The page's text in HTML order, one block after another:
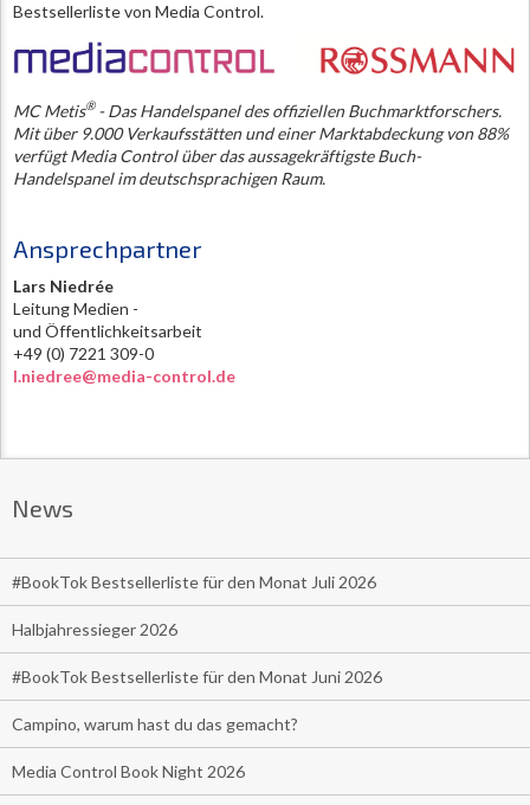
Bestsellerliste von Media Control.
MC Metis®- Das Handelspanel des offiziellen Buchmarktforschers.
Mit über 9.000 Verkaufsstätten und einer Marktabdeckung von 88%
verfügt Media Control über das aussagekräftigste Buch-
Handelspanel im deutschsprachigen Raum.
Ansprechpartner
Lars Niedrée
Leitung Medien -
und Öffentlichkeitsarbeit
+49 (0) 7221 309-0
l.niedree@media-control.de
News
#BookTok Bestsellerliste für den Monat Juli 2026
Halbjahressieger 2026
#BookTok Bestsellerliste für den Monat Juni 2026
Campino, warum hast du das gemacht?
Media Control Book Night 2026